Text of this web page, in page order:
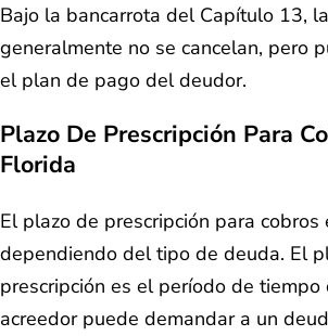
Bajo la bancarrota del Capítulo 13,
generalmente no se cancelan, pero
el plan de pago del deudor.
Plazo De Prescripción Para
Florida
El plazo de prescripción para cobros
dependiendo del tipo de deuda. El
prescripción es el período de
acreedor puede demandar a un